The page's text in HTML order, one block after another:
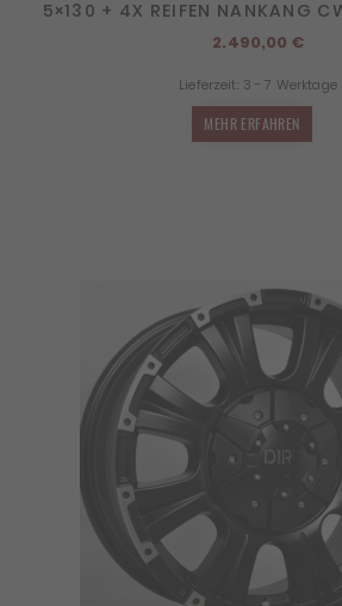
5×130 + 4X REIFEN NANKANG
2.490,00 €
Lieferzeit: 3 - 7 Werktage
MEHR ERFAHREN